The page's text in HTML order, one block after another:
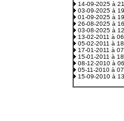
14-09-2025 à
03-09-2025 à
01-09-2025 à
26-08-2025 à
03-08-2025 à
13-02-2011 à
05-02-2011 à
17-01-2011 à
15-01-2011 à
08-12-2010 à
05-11-2010 à
15-09-2010 à